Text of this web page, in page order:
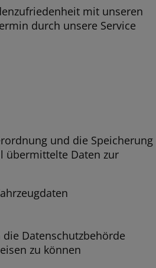
mit unseren
durch unsere Service
und die Speicherung
übermittelte Daten zur
Datenschutzbehörde
zu können